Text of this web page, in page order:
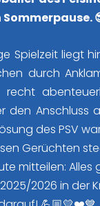
Spielzeit liegt
durch
recht
den Anschluss
des PSV war
Gerüchten
mitteilen: Alles
2026 in der